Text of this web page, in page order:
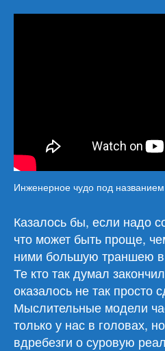
Инженерное чудо под
Казалось бы, если надо
что может быть проще,
ними большую траншею
Те кто так думал
оказалось не так просто
Мыслительные модели
только у нас в головах,
вдребезги о суровую